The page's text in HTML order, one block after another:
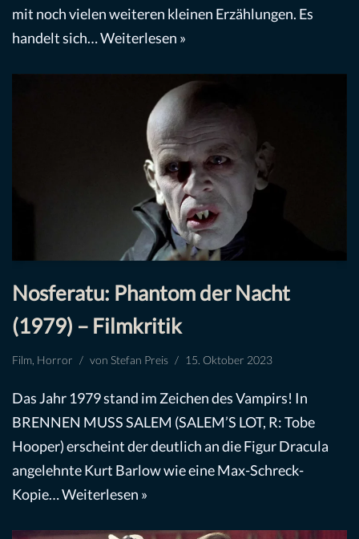
mit noch vielen weiteren kleinen Erzählungen. Es
handelt sich…Weiterlesen »
Nosferatu: Phantom der Nacht
(1979) – Filmkritik
Film Horror von Stefan Preis 15. Oktober 2023
Das Jahr 1979 stand im Zeichen des Vampirs! In
BRENNEN MUSS SALEM (SALEM’S LOT, R: Tobe
Hooper) erscheint der deutlich an die Figur Dracula
angelehnte Kurt Barlow wie eine Max-Schreck-
Kopie…Weiterlesen »